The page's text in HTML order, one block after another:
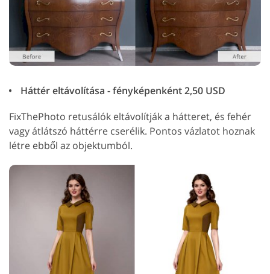
Háttér eltávolítása - fényképenként 2,50 USD
FixThePhoto retusálók eltávolítják a hátteret, és fehér
vagy átlátszó háttérre cserélik. Pontos vázlatot hoznak
létre ebből az objektumból.